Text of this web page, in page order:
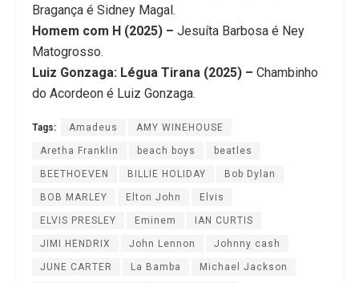
Bragança é Sidney Magal.
Homem com H (2025) – Jesuíta Barbosa é Ney
Matogrosso.
Luiz Gonzaga: Légua Tirana (2025) – Chambinho
do Acordeon é Luiz Gonzaga.
Tags: Amadeus AMY WINEHOUSE
Aretha Franklin beach boys beatles
BEETHOEVEN BILLIE HOLIDAY Bob Dylan
BOB MARLEY Elton John Elvis
ELVIS PRESLEY Eminem IAN CURTIS
JIMI HENDRIX John Lennon Johnny cash
JUNE CARTER La Bamba Michael Jackson